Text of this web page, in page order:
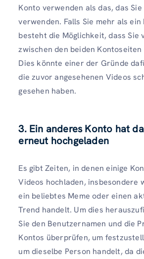
Konto verwenden als das, das
verwenden. Falls Sie mehr als
besteht die Möglichkeit, dass Sie
zwischen den beiden Kontoseiten
Dies könnte einer der Gründe
die zuvor angesehenen Videos
gesehen haben.
3. Ein anderes Konto hat
erneut hochgeladen
Es gibt Zeiten, in denen einige
Videos hochladen, insbesondere
ein beliebtes Meme oder einen
Trend handelt. Um dies
Sie den Benutzernamen und die
Kontos überprüfen, um
um dieselbe Person handelt, da